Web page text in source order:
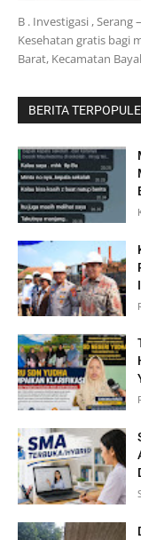
B . Investigasi ,
Kesehatan gratis bagi
Barat, Kecamatan
BERITA